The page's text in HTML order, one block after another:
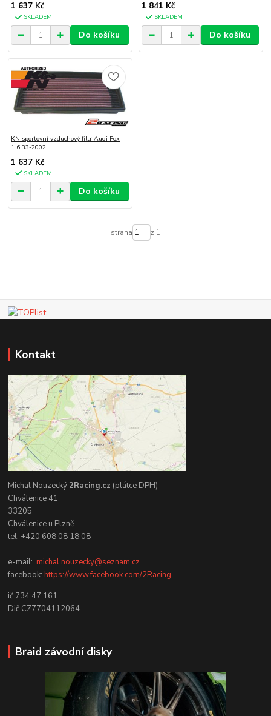
1 637 Kč
SKLADEM
Do košíku
1 841 Kč
SKLADEM
Do košíku
KN sportovní vzduchový filtr Audi Fox
1.6 33-2002
1 637 Kč
SKLADEM
Do košíku
strana z 1
Kontakt
Michal Nouzecký2Racing.cz (plátce DPH)
Chválenice 41
33205
Chválenice u Plzně
tel: +420 608 08 18 08
e-mail:michal.nouzecky@seznam.cz
facebook:https://www.facebook.com/2Racing
ič 734 47 161
Dič CZ7704112064
Braid závodní disky